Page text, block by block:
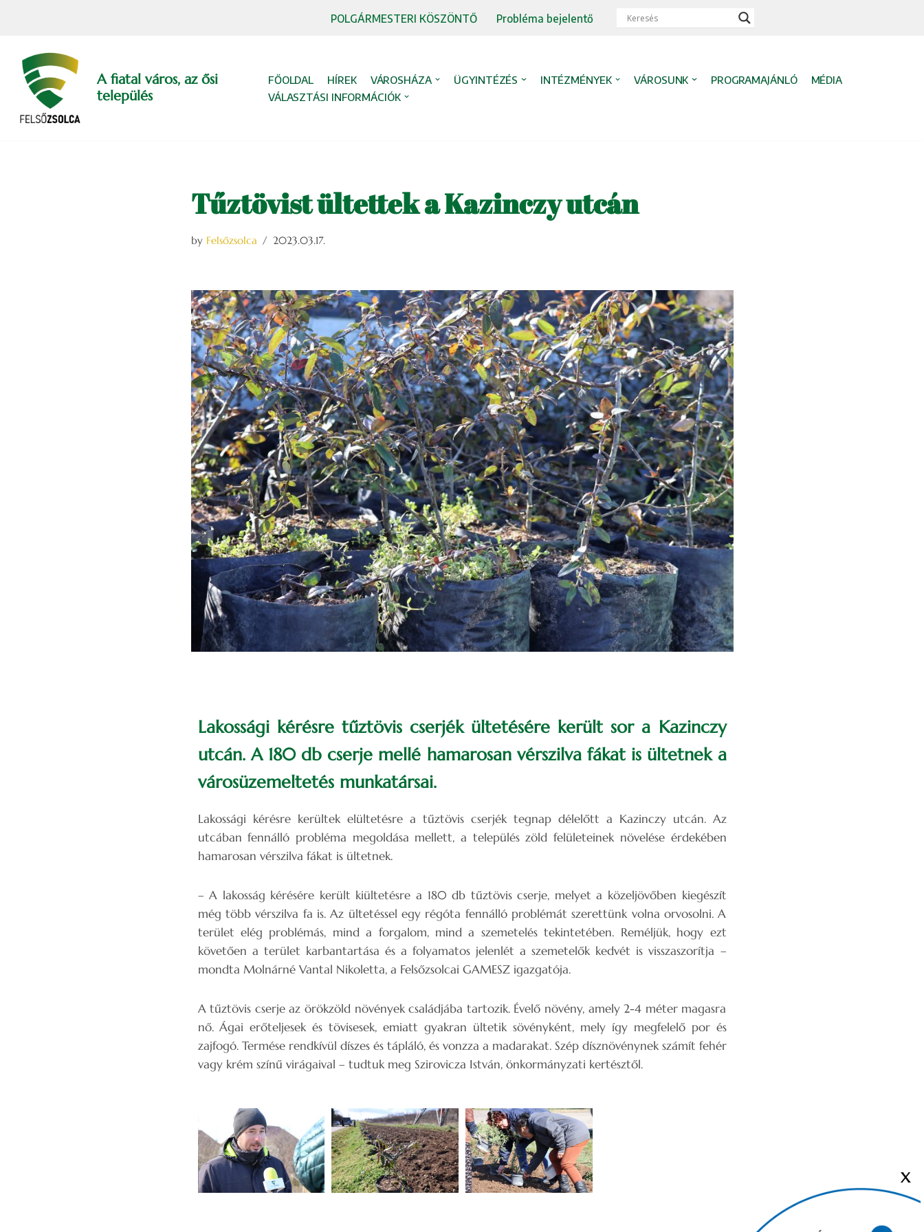
content
POLGÁRMESTERI KÖSZÖNTŐ Probléma bejelentő
A fiatal város, az ősi
település
FŐOLDAL HÍREK VÁROSHÁZA ÜGYINTÉZÉS INTÉZMÉNYEK VÁROSUNK PROGRAMAJÁNLÓ
MÉDIA
VÁLASZTÁSI INFORMÁCIÓK
Tűztövist ültettek a Kazinczy utcán
by Felsőzsolca 2023.03.17.
Lakossági kérésre tűztövis cserjék ültetésére került sor a Kazinczy
utcán. A 180 db cserje mellé hamarosan vérszilva fákat is ültetnek a
városüzemeltetés munkatársai.
Lakossági kérésre kerültek elültetésre a tűztövis cserjék tegnap délelőtt a Kazinczy utcán. Az
utcában fennálló probléma megoldása mellett, a település zöld felületeinek növelése érdekében
hamarosan vérszilva fákat is ültetnek.
– A lakosság kérésére került kiültetésre a 180 db tűztövis cserje, melyet a közeljövőben kiegészít
még több vérszilva fa is. Az ültetéssel egy régóta fennálló problémát szerettünk volna orvosolni. A
terület elég problémás, mind a forgalom, mind a szemetelés tekintetében. Reméljük, hogy ezt
követően a terület karbantartása és a folyamatos jelenlét a szemetelők kedvét is visszaszorítja –
mondta Molnárné Vantal Nikoletta, a Felsőzsolcai GAMESZ igazgatója.
A tűztövis cserje az örökzöld növények családjába tartozik. Évelő növény, amely 2-4 méter magasra
nő. Ágai erőteljesek és tövisesek, emiatt gyakran ültetik sövényként, mely így megfelelő por és
zajfogó. Termése rendkívül díszes és tápláló, és vonzza a madarakat. Szép dísznövénynek számít fehér
vagy krém színű virágaival – tudtuk meg Szirovicza István, önkormányzati kertésztől.
X